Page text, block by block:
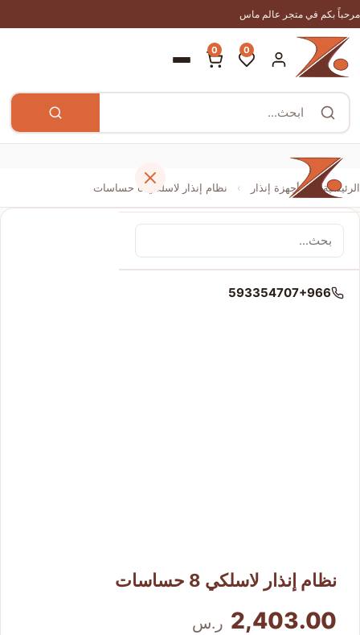
مرحباً بكم في متجر عالم ماس
0
0
الرئيسية
من نحن
593354707+966
الرئيسية › أجهزة إنذار › نظام إنذار لاسلكي 8 حساسات
نظام إنذار لاسلكي 8 حساسات
2,403.00 ر.س